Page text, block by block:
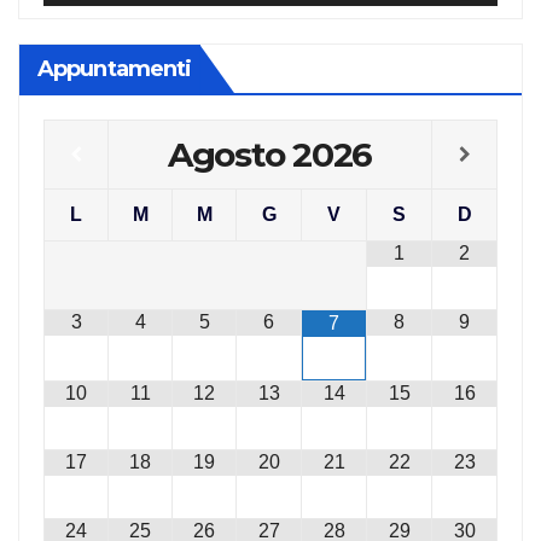
Appuntamenti
Agosto2026
L M M G V S
D
1
2
3 4 5 6 7 8 9
10 11 12 13 14 15 16
17 18 19 20 21 22 23
24 25 26 27 28 29 30